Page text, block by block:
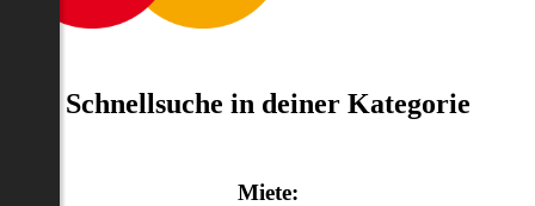
Schnellsuche in deiner Kategorie
Miete: